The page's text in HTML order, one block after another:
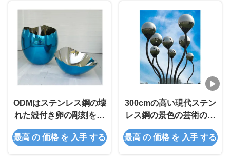
ODMはステンレス鋼の壊
れた殻付き卵の彫刻を磨
いた
最高 の 価格 を 入手 する
300cmの高い現代ステン
レス鋼の景色の芸術の彫
刻
最高 の 価格 を 入手 する